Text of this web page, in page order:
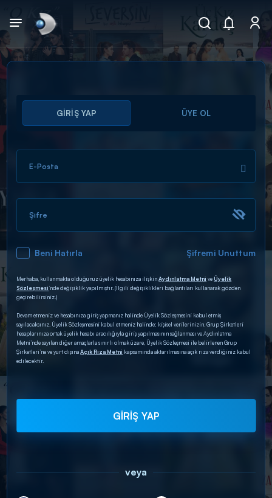
Arama
ARAMA SONUÇLARI
DİĞER SONUÇLAR
GİRİŞ YAP ÜYE OL
E-Posta
Şifre
Beni Hatırla Şifremi Unuttum
Merhaba, kullanmakta olduğunuz üyelik hesabınıza ilişkinAydınlatma Metni veÜyelik
Sözleşmesi’nde değişiklik yapılmıştır. (İlgili değişiklikleri bağlantıları kullanarak gözden
geçirebilirsiniz.)
Devam etmeniz ve hesabınıza giriş yapmanız halinde Üyelik Sözleşmesini kabul etmiş
sayılacaksınız. Üyelik Sözleşmesini kabul etmeniz halinde; kişisel verilerinizin, Grup Şirketleri
hesaplarınıza ortak üyelik hesabı aracılığıyla giriş yapılmasının sağlanması ve Aydınlatma
Metni’nde sayılan diğer amaçlarla sınırlı olmak üzere, Üyelik Sözleşmesi ile belirlenen Grup
Şirketleri’ne ve yurt dışınaAçık Rıza Metni kapsamında aktarılmasına açık rıza verdiğiniz kabul
edilecektir.
GİRİŞ YAP
veya